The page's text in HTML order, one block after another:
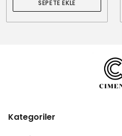
SEPETE EKLE
Kategoriler